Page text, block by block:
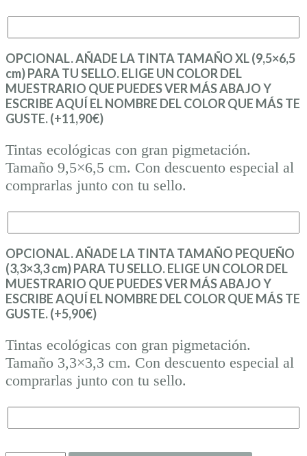
OPCIONAL. AÑADE LA TINTA TAMAÑO XL (9,5×6,5
cm) PARA TU SELLO. ELIGE UN COLOR DEL
MUESTRARIO QUE PUEDES VER MÁS ABAJO Y
ESCRIBE AQUÍ EL NOMBRE DEL COLOR QUE MÁS TE
GUSTE. (+11,90€)
Tintas ecológicas con gran pigmetación.
Tamaño 9,5×6,5 cm. Con descuento especial al
comprarlas junto con tu sello.
OPCIONAL. AÑADE LA TINTA TAMAÑO PEQUEÑO
(3,3×3,3 cm) PARA TU SELLO. ELIGE UN COLOR DEL
MUESTRARIO QUE PUEDES VER MÁS ABAJO Y
ESCRIBE AQUÍ EL NOMBRE DEL COLOR QUE MÁS TE
GUSTE. (+5,90€)
Tintas ecológicas con gran pigmetación.
Tamaño 3,3×3,3 cm. Con descuento especial al
comprarlas junto con tu sello.